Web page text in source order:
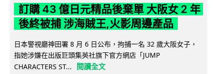
訂購 43 億日元精品後棄單 大阪女 2 年
後終被捕 涉海賊王,火影周邊產品
日本警視廳神田署 8 月 6 日公布，拘捕一名 32 歲大阪女子，
指她涉嫌在出版巨頭集英社旗下官方網店「JUMP
CHARACTERS ST...
閱讀全文